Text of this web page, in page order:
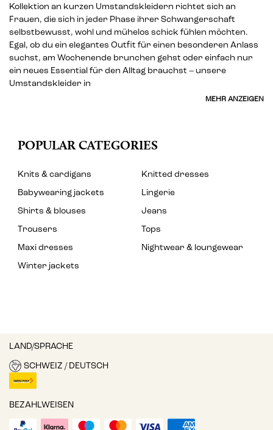
Kollektion an kurzen Umstandskleidern richtet sich an
Frauen, die sich in jeder Phase ihrer Schwangerschaft
selbstbewusst, wohl und mühelos schick fühlen möchten.
Egal, ob du ein elegantes Outfit für einen besonderen Anlass
suchst, am Wochenende brunchen gehst oder einfach nur
ein neues Essential für den Alltag brauchst – unsere
Umstandskleider in
MEHR ANZEIGEN
POPULAR CATEGORIES
Knits & cardigans
Knitted dresses
Babywearing jackets
Lingerie
Shirts & blouses
Jeans
Trousers
Tops
Maxi dresses
Nightwear & loungewear
Winter jackets
LAND/SPRACHE
SCHWEIZ / DEUTSCH
BEZAHLWEISEN